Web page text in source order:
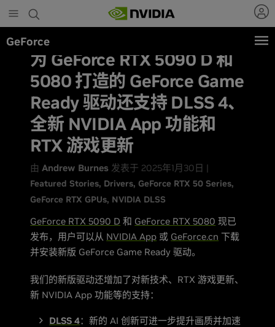
to
main
content
GeForce
为 GeForce RTX 5090 D 和
5080 打造的 GeForce Game
Ready 驱动还支持 DLSS 4、
全新 NVIDIA App 功能和
RTX 游戏更新
由Andrew Burnes 发表于 2025年1月30日 |
Featured Stories Drivers GeForce RTX 50 Series
GeForce RTX GPUs NVIDIA DLSS
GeForce RTX 5090 D 和 GeForce RTX 5080 现已
发布，用户可以从 NVIDIA App 或 GeForce.cn 下载
并安装新版 GeForce Game Ready 驱动。
我们的新版驱动还增加了对新技术、RTX 游戏更新、
新 NVIDIA App 功能等的支持：
DLSS 4：新的 AI 创新可进一步提升画质并加速